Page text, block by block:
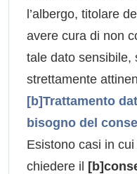
l’albergo, titolare
avere cura di non
tale dato sensibile,
strettamente
[b]Trattamento
bisogno del
Esistono casi in
chiedere il